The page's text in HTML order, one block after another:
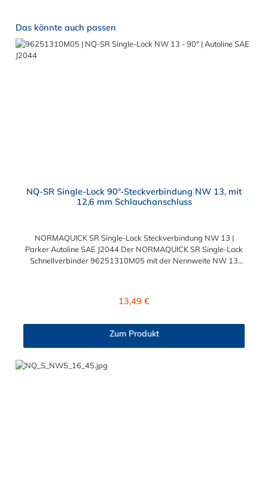
Produktgalerie überspringen
Das könnte auch passen
NQ-SR Single-Lock 90°-Steckverbindung NW 13, mit
12,6 mm Schlauchanschluss
NORMAQUICK SR Single-Lock Steckverbindung NW 13 |
Parker Autoline SAE J2044 Der NORMAQUICK SR Single-Lock
Schnellverbinder 96251310M05 mit der Nennweite NW 13
13,0 mm verbunden werden. Im Inneren des Steckverbinder
verschiedenen Materialien: FKM FVMQ Die Serie
Steckverbindung hat einen Winkel von 90°.
Regulärer Preis:
13,49 €
Zum Produkt